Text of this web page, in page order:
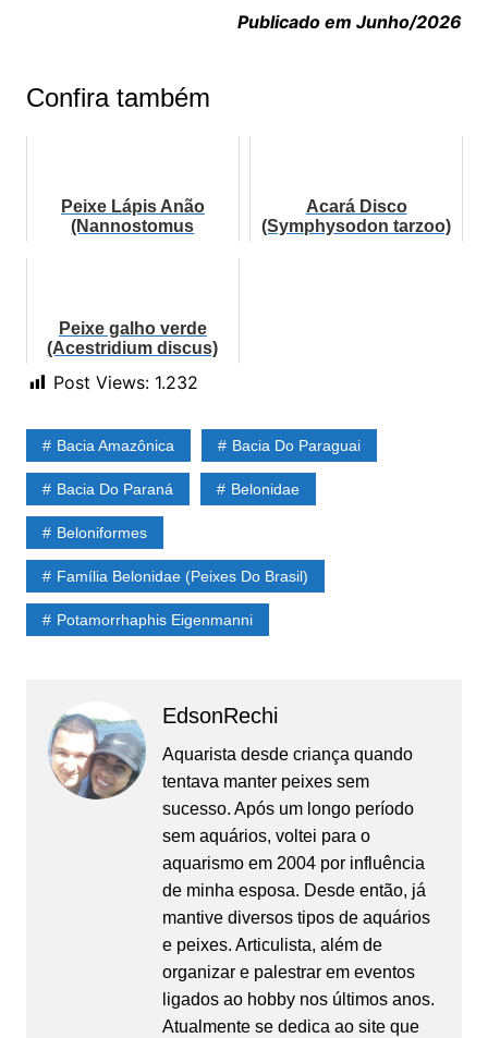
Publicado em Junho/2026
Confira também
Peixe Lápis Anão
(Nannostomus
Acará Disco
(Symphysodon tarzoo)
Peixe galho verde
(Acestridium discus)
Post Views: 1.232
Bacia Amazônica Bacia Do Paraguai
Bacia Do Paraná Belonidae
Beloniformes
Família Belonidae (Peixes Do Brasil)
Potamorrhaphis Eigenmanni
EdsonRechi
Aquarista desde criança quando
tentava manter peixes sem
sucesso. Após um longo período
sem aquários, voltei para o
aquarismo em 2004 por influência
de minha esposa. Desde então, já
mantive diversos tipos de aquários
e peixes. Articulista, além de
organizar e palestrar em eventos
ligados ao hobby nos últimos anos.
Atualmente se dedica ao site que